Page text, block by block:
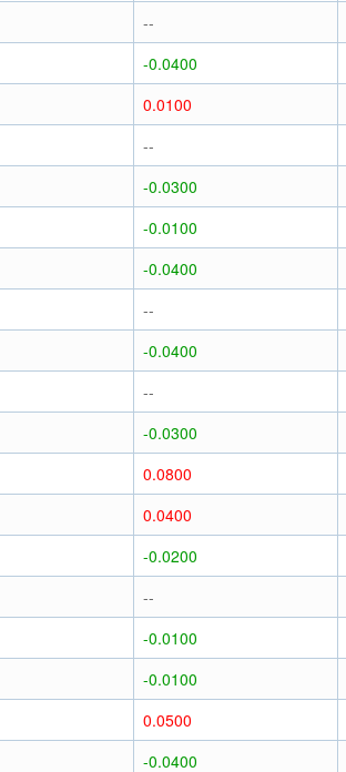
--
-0.0400
0.0100
--
-0.0300
-0.0100
-0.0400
--
-0.0400
--
-0.0300
0.0800
0.0400
-0.0200
--
-0.0100
-0.0100
0.0500
-0.0400